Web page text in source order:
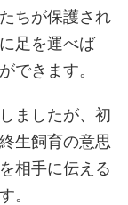
ちが保護され
足を運べば
できます。
ましたが、初
生飼育の意思
相手に伝える
。